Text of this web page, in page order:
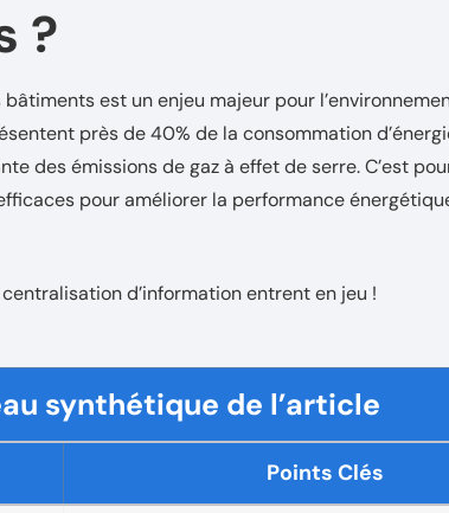
?
est un enjeu majeur pour
près de 40% de la consommation
des émissions de gaz à effet de serre. C’est
pour améliorer la performance
d’information entrent en jeu !
synthétique de l’article
Points Clés